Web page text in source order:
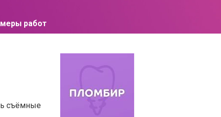
работ
съёмные